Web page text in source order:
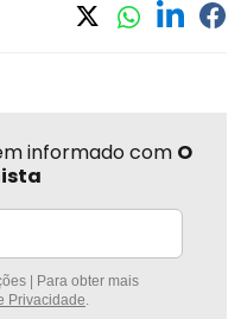
informado com O
| Para obter mais
Privacidade.